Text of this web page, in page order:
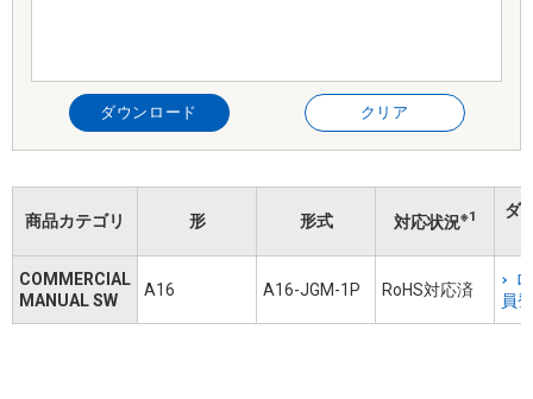
ダウンロード クリア
商品カテゴリ 形 形式 対応状況※1
ダ
COMMERCIAL
MANUAL SW
A16 A16-JGM-1P RoHS対応済
員